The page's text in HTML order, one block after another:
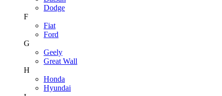
Dodge
F
Fiat
Ford
G
Geely
Great Wall
H
Honda
Hyundai